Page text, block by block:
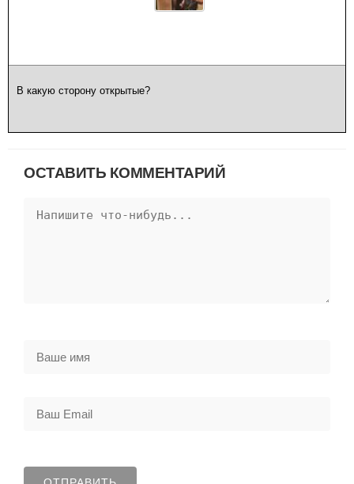
В какую сторону открытые?
ОСТАВИТЬ КОММЕНТАРИЙ